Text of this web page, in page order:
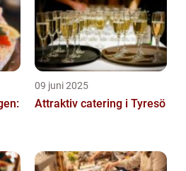
09 juni 2025
Attraktiv catering i Tyresö